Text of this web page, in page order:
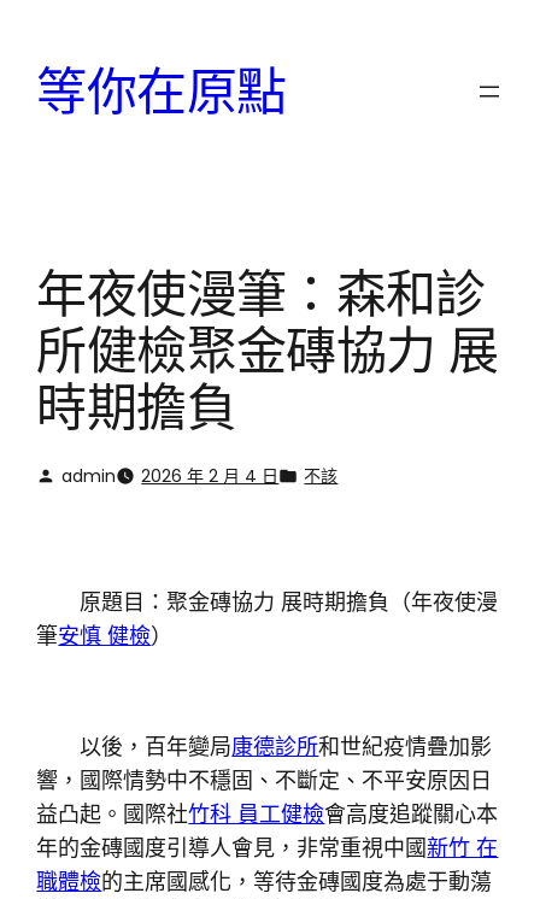
等你在原點
年夜使漫筆：森和診
所健檢聚金磚協力 展
時期擔負
admin 2026 年 2 月 4 日 不該
原題目：聚金磚協力 展時期擔負（年夜使漫
筆安慎 健檢）
以後，百年變局康德診所和世紀疫情疊加影
響，國際情勢中不穩固、不斷定、不平安原因日
益凸起。國際社竹科 員工健檢會高度追蹤關心本
年的金磚國度引導人會見，非常重視中國新竹 在
職體檢的主席國感化，等待金磚國度為處于動蕩